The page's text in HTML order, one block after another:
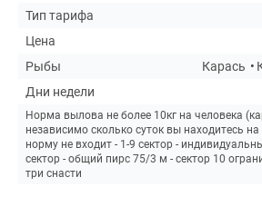
Тип тарифа
Цена
Рыбы
Карась
Дни недели
Норма вылова не более 10кг на человека
независимо сколько суток вы находитесь
норму не входит - 1-9 сектор -
сектор - общий пирс 75/3 м - сектор 10
три снасти